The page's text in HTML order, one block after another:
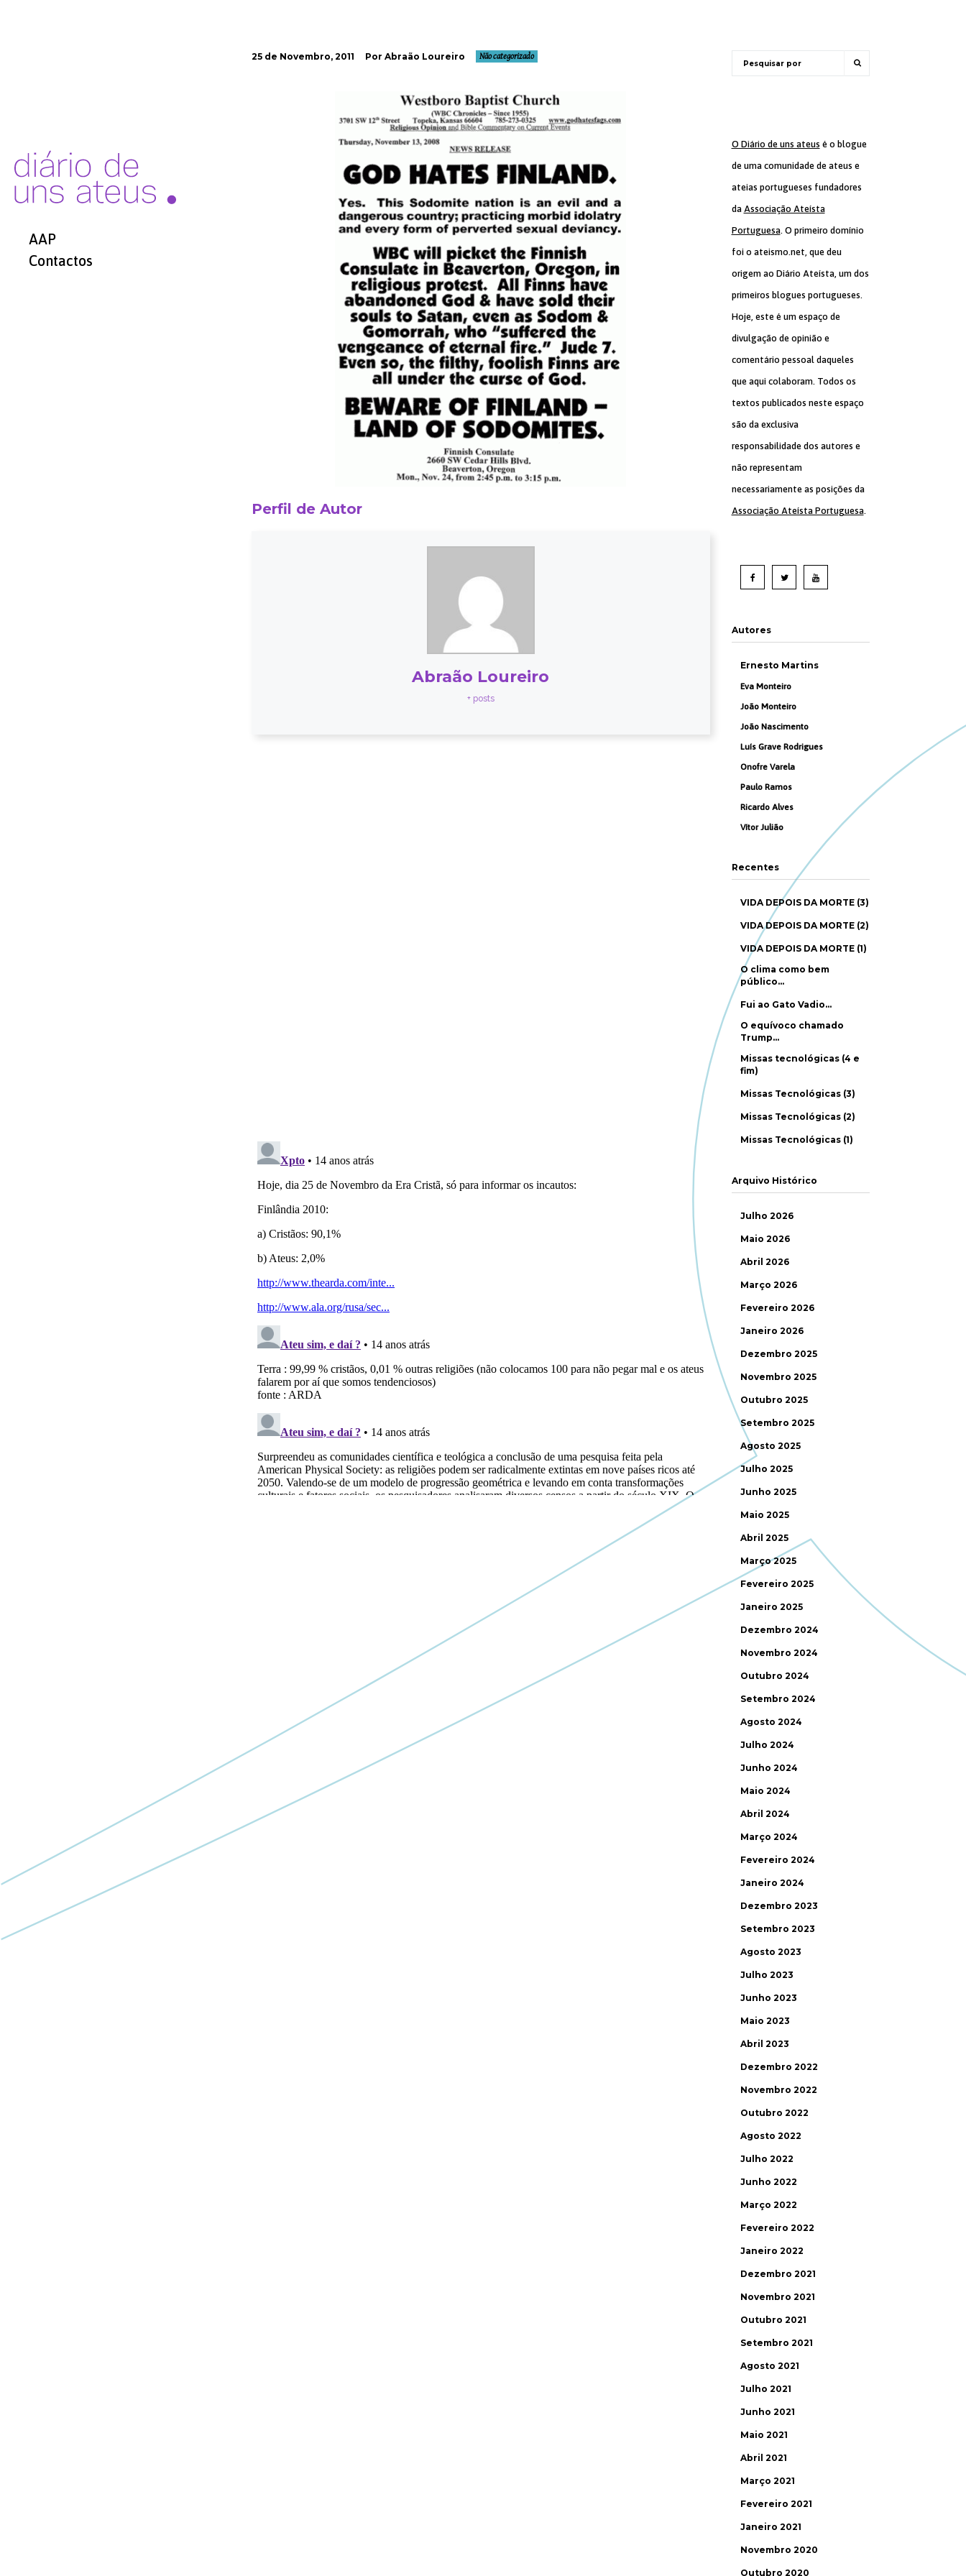
AAP
Contactos
25 de Novembro, 2011 Por Abraão Loureiro Não categorizado
Perfil de Autor
Abraão Loureiro
+ posts
O Diário de uns ateus é o blogue
de uma comunidade de ateus e
ateias portugueses fundadores
da Associação Ateísta
Portuguesa. O primeiro domínio
foi o ateismo.net, que deu
origem ao Diário Ateísta, um dos
primeiros blogues portugueses.
Hoje, este é um espaço de
divulgação de opinião e
comentário pessoal daqueles
que aqui colaboram. Todos os
textos publicados neste espaço
são da exclusiva
responsabilidade dos autores e
não representam
necessariamente as posições da
Associação Ateísta Portuguesa.
Autores
Ernesto Martins
Eva Monteiro
João Monteiro
João Nascimento
Luís Grave Rodrigues
Onofre Varela
Paulo Ramos
Ricardo Alves
Vítor Julião
Recentes
VIDA DEPOIS DA MORTE (3)
VIDA DEPOIS DA MORTE (2)
VIDA DEPOIS DA MORTE (1)
O clima como bem
público…
Fui ao Gato Vadio…
O equívoco chamado
Trump…
Missas tecnológicas (4 e
fim)
Missas Tecnológicas (3)
Missas Tecnológicas (2)
Missas Tecnológicas (1)
Arquivo Histórico
Julho 2026
Maio 2026
Abril 2026
Março 2026
Fevereiro 2026
Janeiro 2026
Dezembro 2025
Novembro 2025
Outubro 2025
Setembro 2025
Agosto 2025
Julho 2025
Junho 2025
Maio 2025
Abril 2025
Março 2025
Fevereiro 2025
Janeiro 2025
Dezembro 2024
Novembro 2024
Outubro 2024
Setembro 2024
Agosto 2024
Julho 2024
Junho 2024
Maio 2024
Abril 2024
Março 2024
Fevereiro 2024
Janeiro 2024
Dezembro 2023
Setembro 2023
Agosto 2023
Julho 2023
Junho 2023
Maio 2023
Abril 2023
Dezembro 2022
Novembro 2022
Outubro 2022
Agosto 2022
Julho 2022
Junho 2022
Março 2022
Fevereiro 2022
Janeiro 2022
Dezembro 2021
Novembro 2021
Outubro 2021
Setembro 2021
Agosto 2021
Julho 2021
Junho 2021
Maio 2021
Abril 2021
Março 2021
Fevereiro 2021
Janeiro 2021
Novembro 2020
Outubro 2020